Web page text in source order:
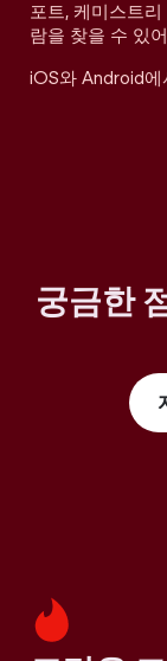
포트, 케미스트
람을 찾을 수 있
iOS와 Android
궁금한